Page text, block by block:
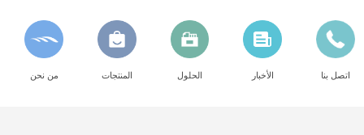
من نحن المنتجات الحلول الأخبار اتصل بنا